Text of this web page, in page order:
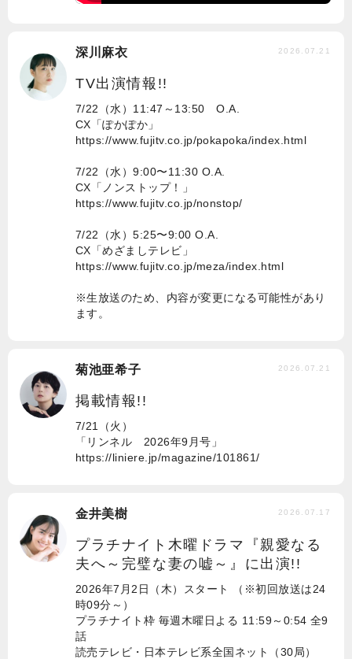
深川麻衣
TV出演情報!!
7/22（水）11:47～13:50 O.A.
CX「ぽかぽか」
https://www.fujitv.co.jp/pokapoka/index.html
7/22（水）9:00〜11:30 O.A.
CX「ノンストップ！」
https://www.fujitv.co.jp/nonstop/
7/22（水）5:25〜9:00 O.A.
CX「めざましテレビ」
https://www.fujitv.co.jp/meza/index.html
※生放送のため、内容が変更になる可能性があり
ます。
2026.07.21
菊池亜希子
掲載情報!!
7/21（火）
「リンネル 2026年9月号」
https://liniere.jp/magazine/101861/
2026.07.21
金井美樹
プラチナイト木曜ドラマ『親愛なる
夫へ～完璧な妻の嘘～』に出演!!
2026年7月2日（木）スタート （※初回放送は24
時09分～）
プラチナイト枠 毎週木曜日よる 11:59～0:54 全9
話
読売テレビ・日本テレビ系全国ネット（30局）
2026.07.17